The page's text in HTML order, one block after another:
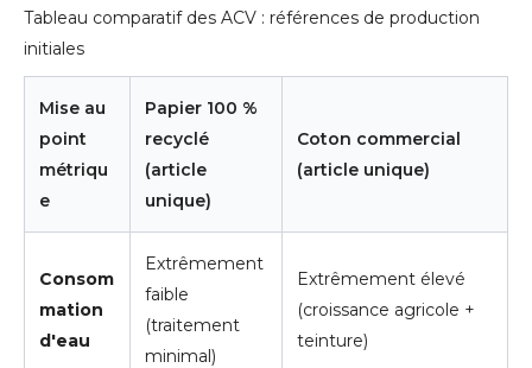
Tableau comparatif des ACV : références de production
initiales
Mise au
point
métriqu
e
Papier 100 %
recyclé
(article
unique)
Coton commercial
(article unique)
Consom
mation
d'eau
Extrêmement
faible
(traitement
minimal)
Extrêmement élevé
(croissance agricole +
teinture)